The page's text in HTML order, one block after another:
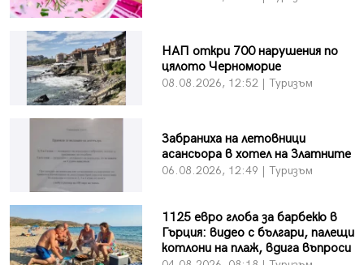
НАП откри 700 нарушения по
цялото Черноморие
08.08.2026, 12:52 | Туризъм
Забраниха на летовници
асансьора в хотел на Златните
06.08.2026, 12:49 | Туризъм
1125 евро глоба за барбекю в
Гърция: видео с българи, палещи
котлони на плаж, вдига въпроси